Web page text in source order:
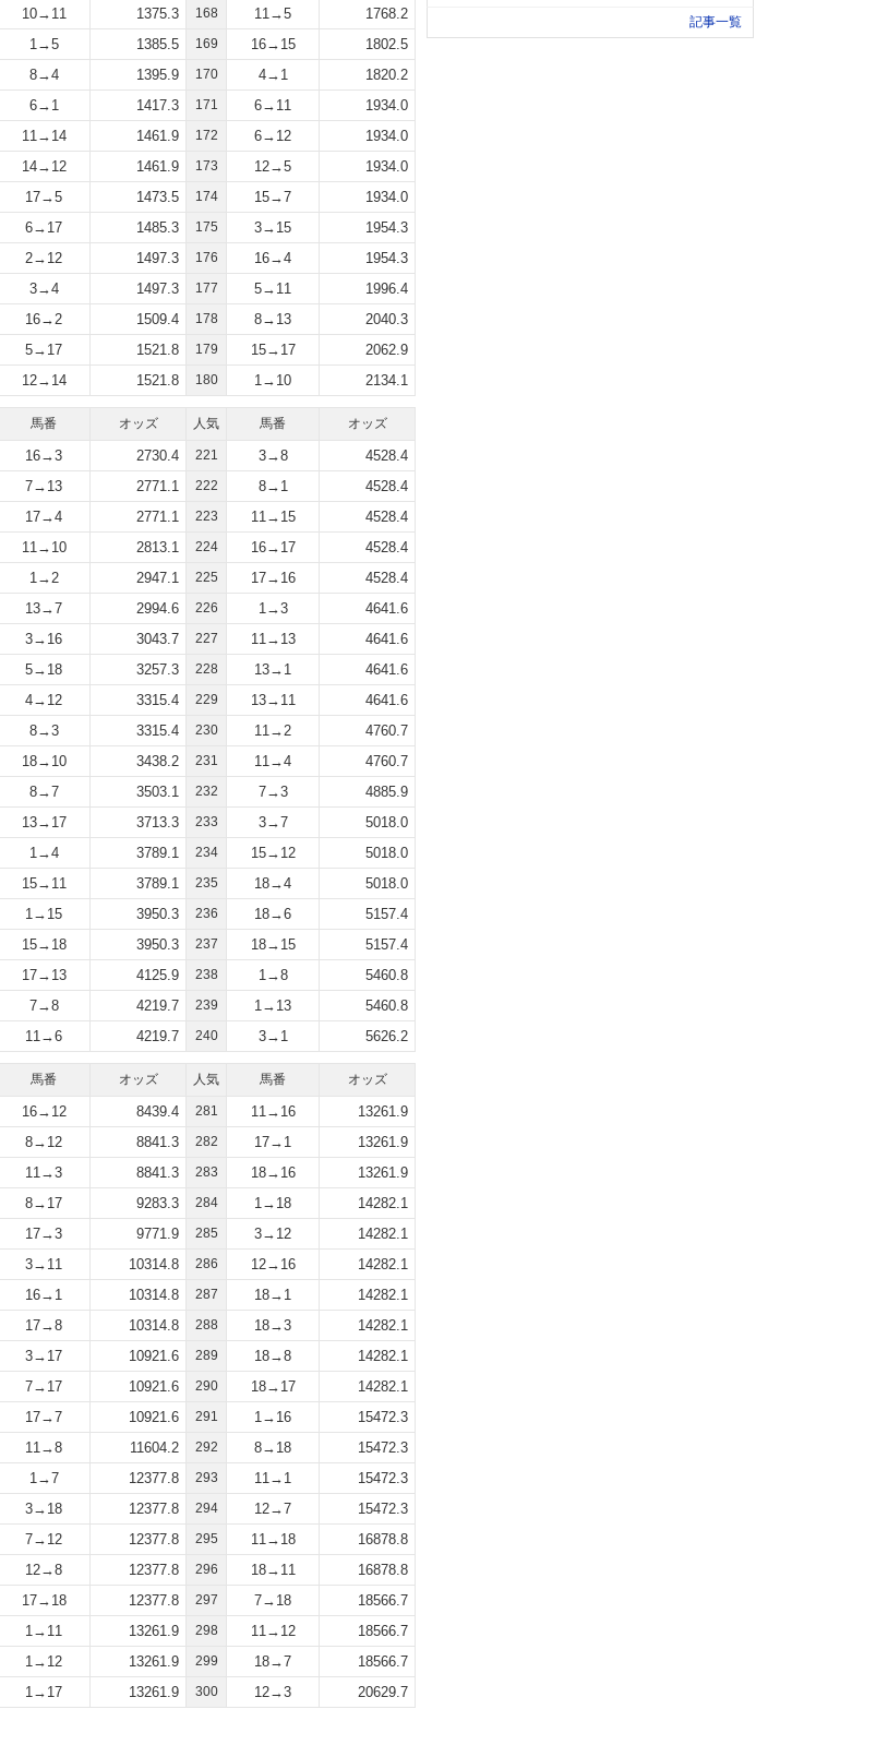
10→11 1375.3
1→5 1385.5
8→4 1395.9
6→1 1417.3
11→14 1461.9
14→12 1461.9
17→5 1473.5
6→17 1485.3
2→12 1497.3
3→4 1497.3
16→2 1509.4
5→17 1521.8
12→14 1521.8
168 11→5 1768.2
169 16→15 1802.5
170 4→1 1820.2
171 6→11 1934.0
172 6→12 1934.0
173 12→5 1934.0
174 15→7 1934.0
175 3→15 1954.3
176 16→4 1954.3
177 5→11 1996.4
178 8→13 2040.3
179 15→17 2062.9
180 1→10 2134.1
馬番 オッズ
16→3 2730.4
7→13 2771.1
17→4 2771.1
11→10 2813.1
1→2 2947.1
13→7 2994.6
3→16 3043.7
5→18 3257.3
4→12 3315.4
8→3 3315.4
18→10 3438.2
8→7 3503.1
13→17 3713.3
1→4 3789.1
15→11 3789.1
1→15 3950.3
15→18 3950.3
17→13 4125.9
7→8 4219.7
11→6 4219.7
人気 馬番 オッズ
221 3→8 4528.4
222 8→1 4528.4
223 11→15 4528.4
224 16→17 4528.4
225 17→16 4528.4
226 1→3 4641.6
227 11→13 4641.6
228 13→1 4641.6
229 13→11 4641.6
230 11→2 4760.7
231 11→4 4760.7
232 7→3 4885.9
233 3→7 5018.0
234 15→12 5018.0
235 18→4 5018.0
236 18→6 5157.4
237 18→15 5157.4
238 1→8 5460.8
239 1→13 5460.8
240 3→1 5626.2
馬番 オッズ
16→12 8439.4
8→12 8841.3
11→3 8841.3
8→17 9283.3
17→3 9771.9
3→11 10314.8
16→1 10314.8
17→8 10314.8
3→17 10921.6
7→17 10921.6
17→7 10921.6
11→8 11604.2
1→7 12377.8
3→18 12377.8
7→12 12377.8
12→8 12377.8
17→18 12377.8
1→11 13261.9
1→12 13261.9
1→17 13261.9
人気 馬番 オッズ
281 11→16 13261.9
282 17→1 13261.9
283 18→16 13261.9
284 1→18 14282.1
285 3→12 14282.1
286 12→16 14282.1
287 18→1 14282.1
288 18→3 14282.1
289 18→8 14282.1
290 18→17 14282.1
291 1→16 15472.3
292 8→18 15472.3
293 11→1 15472.3
294 12→7 15472.3
295 11→18 16878.8
296 18→11 16878.8
297 7→18 18566.7
298 11→12 18566.7
299 18→7 18566.7
300 12→3 20629.7
記事一覧